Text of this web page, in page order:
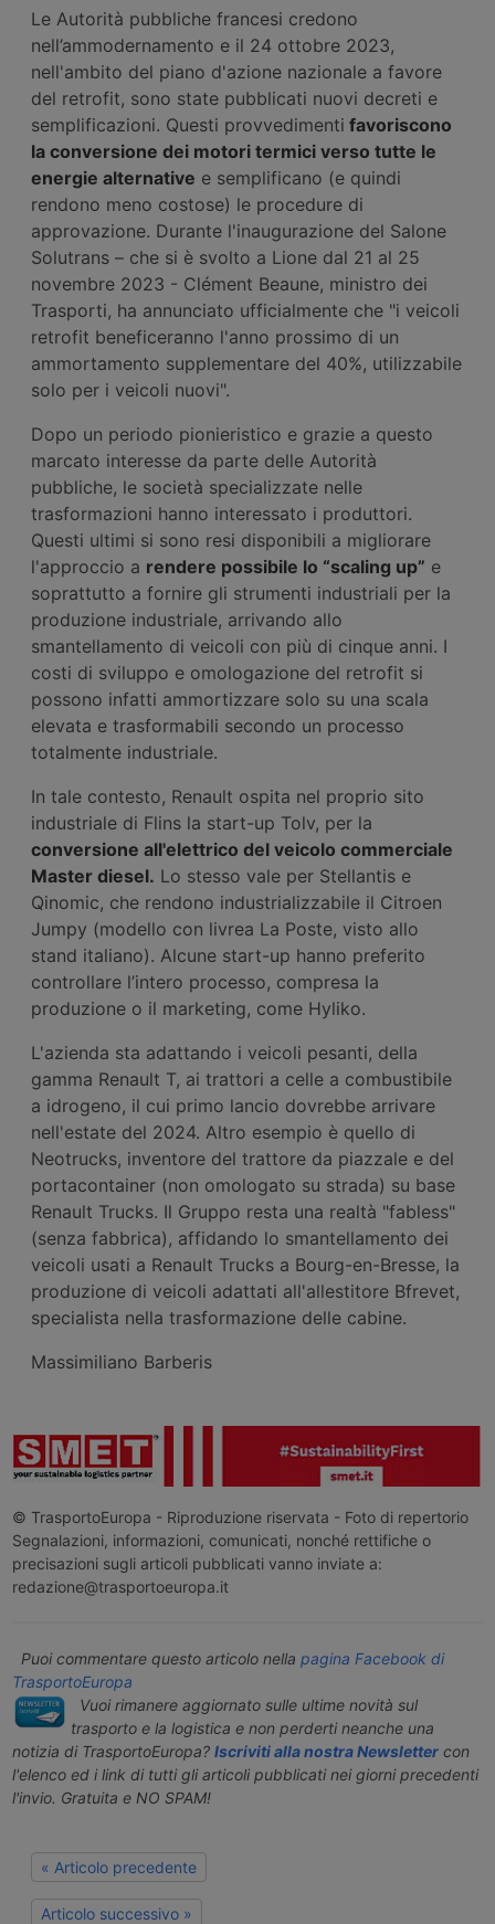
Le Autorità pubbliche francesi credono
nell’ammodernamento e il 24 ottobre 2023,
nell'ambito del piano d'azione nazionale a favore
del retrofit, sono state pubblicati nuovi decreti e
semplificazioni. Questi provvedimenti favoriscono
la conversione dei motori termici verso tutte le
energie alternative e semplificano (e quindi
rendono meno costose) le procedure di
approvazione. Durante l'inaugurazione del Salone
Solutrans – che si è svolto a Lione dal 21 al 25
novembre 2023 - Clément Beaune, ministro dei
Trasporti, ha annunciato ufficialmente che "i veicoli
retrofit beneficeranno l'anno prossimo di un
ammortamento supplementare del 40%, utilizzabile
solo per i veicoli nuovi".
Dopo un periodo pionieristico e grazie a questo
marcato interesse da parte delle Autorità
pubbliche, le società specializzate nelle
trasformazioni hanno interessato i produttori.
Questi ultimi si sono resi disponibili a migliorare
l'approccio a rendere possibile lo “scaling up” e
soprattutto a fornire gli strumenti industriali per la
produzione industriale, arrivando allo
smantellamento di veicoli con più di cinque anni. I
costi di sviluppo e omologazione del retrofit si
possono infatti ammortizzare solo su una scala
elevata e trasformabili secondo un processo
totalmente industriale.
In tale contesto, Renault ospita nel proprio sito
industriale di Flins la start-up Tolv, per la
conversione all'elettrico del veicolo commerciale
Master diesel. Lo stesso vale per Stellantis e
Qinomic, che rendono industrializzabile il Citroen
Jumpy (modello con livrea La Poste, visto allo
stand italiano). Alcune start-up hanno preferito
controllare l’intero processo, compresa la
produzione o il marketing, come Hyliko.
L'azienda sta adattando i veicoli pesanti, della
gamma Renault T, ai trattori a celle a combustibile
a idrogeno, il cui primo lancio dovrebbe arrivare
nell'estate del 2024. Altro esempio è quello di
Neotrucks, inventore del trattore da piazzale e del
portacontainer (non omologato su strada) su base
Renault Trucks. Il Gruppo resta una realtà "fabless"
(senza fabbrica), affidando lo smantellamento dei
veicoli usati a Renault Trucks a Bourg-en-Bresse, la
produzione di veicoli adattati all'allestitore Bfrevet,
specialista nella trasformazione delle cabine.
Massimiliano Barberis
© TrasportoEuropa - Riproduzione riservata - Foto di repertorio
Segnalazioni, informazioni, comunicati, nonché rettifiche o
precisazioni sugli articoli pubblicati vanno inviate a:
redazione@trasportoeuropa.it
Puoi commentare questo articolo nella pagina Facebook di
TrasportoEuropa
Vuoi rimanere aggiornato sulle ultime novità sul
trasporto e la logistica e non perderti neanche una
notizia di TrasportoEuropa? Iscriviti alla nostra Newslettercon
l'elenco ed i link di tutti gli articoli pubblicati nei giorni precedenti
l'invio. Gratuita e NO SPAM!
« Articolo precedente
Articolo successivo »